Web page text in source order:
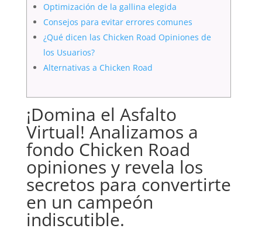
Optimización de la gallina elegida
Consejos para evitar errores comunes
¿Qué dicen las Chicken Road Opiniones de
los Usuarios?
Alternativas a Chicken Road
¡Domina el Asfalto
Virtual! Analizamos a
fondo Chicken Road
opiniones y revela los
secretos para convertirte
en un campeón
indiscutible.